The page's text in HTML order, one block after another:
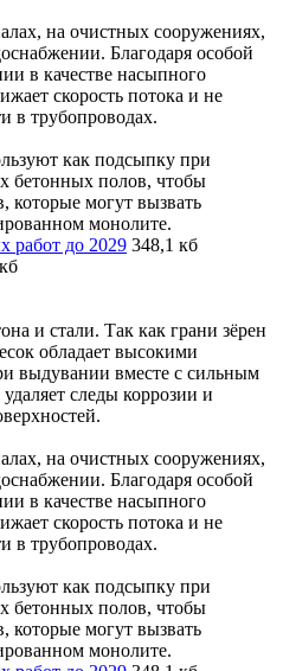
на очистных сооружениях,
Благодаря особой
в качестве насыпного
скорость потока и не
в трубопроводах.
как подсыпку при
бетонных полов, чтобы
которые могут вызвать
монолите.
работ до 2029 348,1 кб
и стали. Так как грани зёрен
обладает высокими
выдувании вместе с сильным
следы коррозии и
на очистных сооружениях,
Благодаря особой
в качестве насыпного
скорость потока и не
в трубопроводах.
как подсыпку при
бетонных полов, чтобы
которые могут вызвать
монолите.